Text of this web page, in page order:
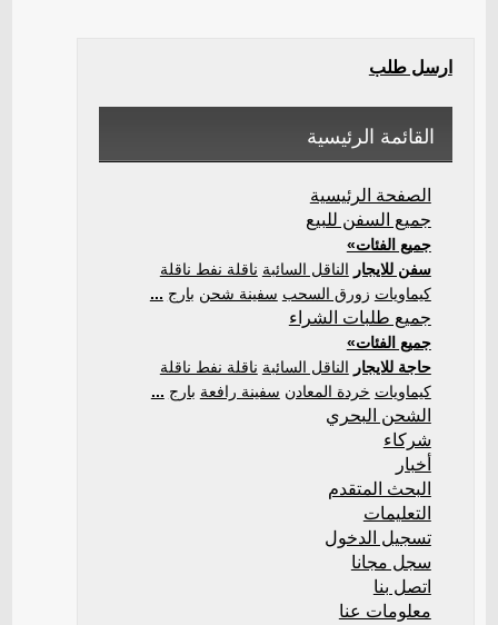
ارسل طلب
القائمة الرئيسية
الصفحة الرئيسية
جميع السفن للبيع
جميع الفئات»
سفن للايجار الناقل السائبة ناقلة نفط ناقلة
كيماويات زورق السحب سفينة شحن بارج ...
جميع طلبات الشراء
جميع الفئات»
حاجة للايجار الناقل السائبة ناقلة نفط ناقلة
كيماويات خردة المعادن سفينة رافعة بارج ...
الشحن البحري
شركاء
أخبار
البحث المتقدم
التعليمات
تسجيل الدخول
سجل مجانا
اتصل بنا
معلومات عنا